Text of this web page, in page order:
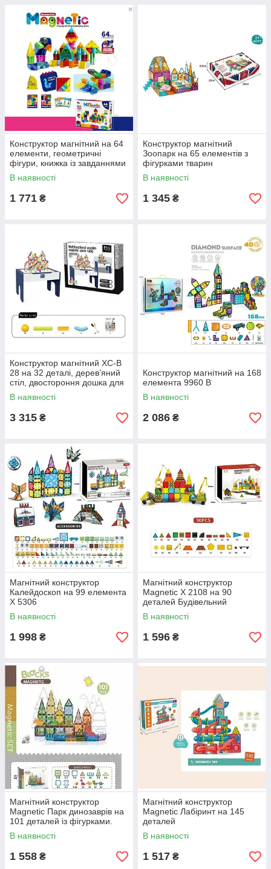
Конструктор магнітний на 64
елементи, геометричні
фігури, книжка із завданнями
В наявності
1 771 ₴
Конструктор магнітний
Зоопарк на 65 елементів з
фігурками тварин
В наявності
1 345 ₴
Конструктор магнітний XC-B
28 на 32 деталі, дерев’яний
стіл, двостороння дошка для
малювання, маркери
В наявності
3 315 ₴
Конструктор магнітний на 168
елемента 9960 B
В наявності
2 086 ₴
Магнітний конструктор
Калейдоскоп на 99 елемента
X 5306
В наявності
1 998 ₴
Магнітний конструктор
Magnetic X 2108 на 90
деталей Будівельний
майданчик
В наявності
1 596 ₴
Магнітний конструктор
Magnetic Парк динозаврів на
101 деталей із фігурками.
В наявності
1 558 ₴
Магнітний конструктор
Magnetic Лабіринт на 145
деталей
В наявності
1 517 ₴